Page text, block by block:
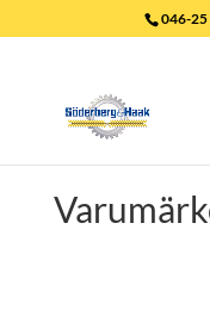
046-25